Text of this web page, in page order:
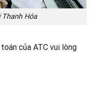
Hóa
của ATC vui lòng